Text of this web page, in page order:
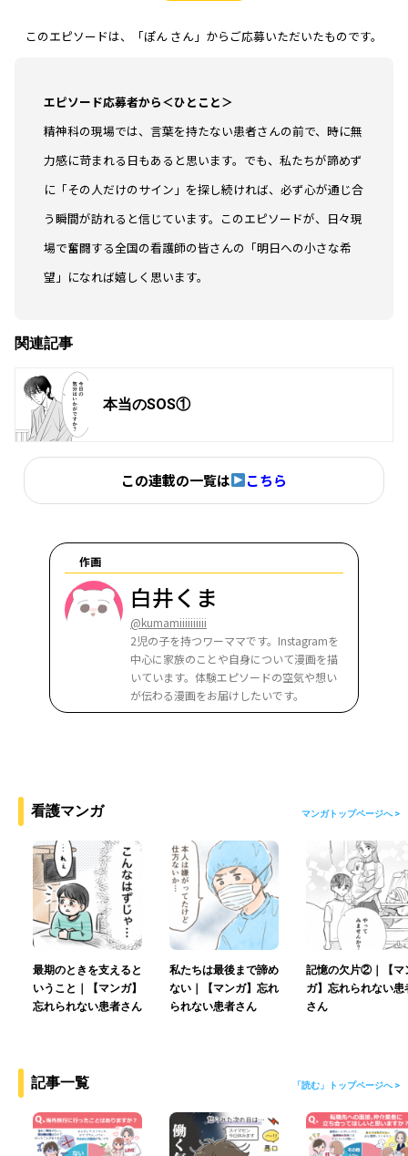
このエピソードは、「ぽん さん」からご応募いただいたものです。
エピソード応募者から＜ひとこと＞
精神科の現場では、言葉を持たない患者さんの前で、時に無
力感に苛まれる日もあると思います。でも、私たちが諦めず
に「その人だけのサイン」を探し続ければ、必ず心が通じ合
う瞬間が訪れると信じています。このエピソードが、日々現
場で奮闘する全国の看護師の皆さんの「明日への小さな希
望」になれば嬉しく思います。
関連記事
本当のSOS①
この連載の一覧は こちら
作画
白井くま
@kumamiiiiiiiiii
2児の子を持つワーママです。Instagramを
中心に家族のことや自身について漫画を描
いています。体験エピソードの空気や想い
が伝わる漫画をお届けしたいです。
看護マンガ マンガトップページへ >
最期のときを支えると
いうこと｜【マンガ】
忘れられない患者さん
私たちは最後まで諦め
ない｜【マンガ】忘れ
られない患者さん
記憶の欠片②｜【マ
ガ】忘れられない患
さん
記事一覧 「読む」トップページへ >